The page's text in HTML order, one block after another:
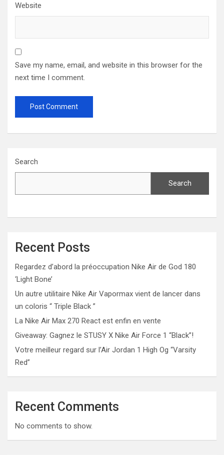
Website
Save my name, email, and website in this browser for the
next time I comment.
Search
Search
Recent Posts
Regardez d’abord la préoccupation Nike Air de God 180
‘Light Bone’
Un autre utilitaire Nike Air Vapormax vient de lancer dans
un coloris “ Triple Black ”
La Nike Air Max 270 React est enfin en vente
Giveaway: Gagnez le STUSY X Nike Air Force 1 “Black”!
Votre meilleur regard sur l’Air Jordan 1 High Og “Varsity
Red”
Recent Comments
No comments to show.